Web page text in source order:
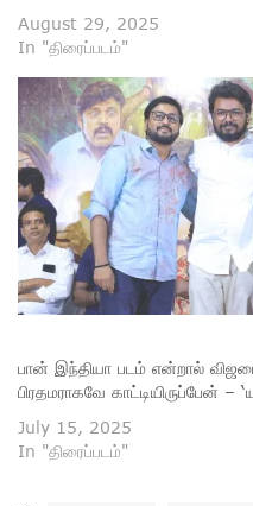
August 29, 2025
In "திரைப்படம்"
பான் இந்தியா படம் என்றால்
பிரதமராகவே காட்டியிருப்பேன் –
July 15, 2025
In "திரைப்படம்"